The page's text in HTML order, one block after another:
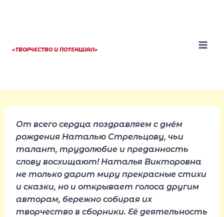
«ТВОРЧЕСТВО И ПОТЕНЦИАЛ»
От всего сердца поздравляем с днём
рождения Наталью Стрельцову, чьи
талант, трудолюбие и преданность
слову восхищают! Наталья Викторовна
не только дарит миру прекрасные стихи
и сказки, но и открывает голоса другим
авторам, бережно собирая их
творчество в сборники. Её деятельность